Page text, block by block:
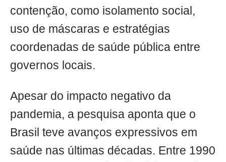
contenção, como isolamento social,
uso de máscaras e estratégias
coordenadas de saúde pública entre
governos locais.
Apesar do impacto negativo da
pandemia, a pesquisa aponta que o
Brasil teve avanços expressivos em
saúde nas últimas décadas. Entre 1990